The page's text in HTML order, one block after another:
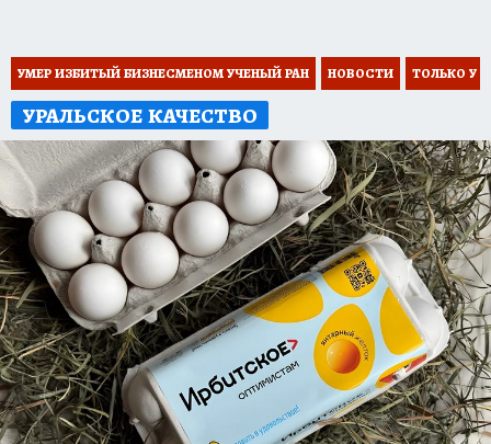
УМЕР ИЗБИТЫЙ БИЗНЕСМЕНОМ УЧЕНЫЙ РАН НОВОСТИ ТОЛЬКО У
УРАЛЬСКОЕ КАЧЕСТВО